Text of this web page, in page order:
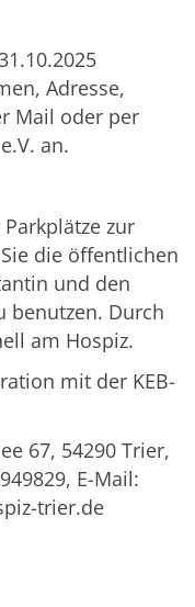
Adresse,
Mail oder per
an.
zur
die öffentlichen
und den
benutzen. Durch
am Hospiz.
mit der KEB-
67, 54290 Trier,
E-Mail:
trier.de